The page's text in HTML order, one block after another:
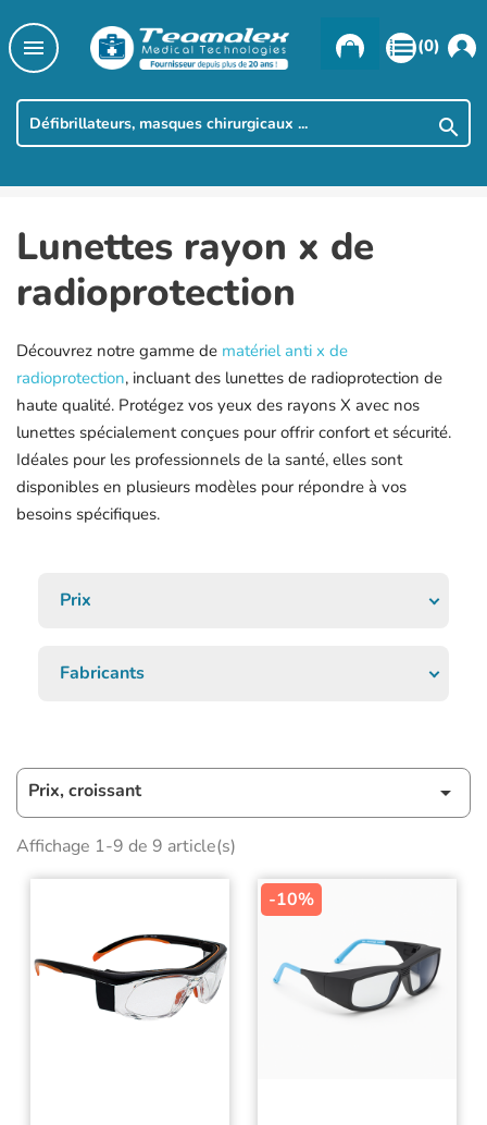
 (0)

Lunettes rayon x de
radioprotection
Découvrez notre gamme de matériel anti x de
radioprotection, incluant des lunettes de radioprotection de
haute qualité. Protégez vos yeux des rayons X avec nos
lunettes spécialement conçues pour offrir confort et sécurité.
Idéales pour les professionnels de la santé, elles sont
disponibles en plusieurs modèles pour répondre à vos
besoins spécifiques.
Prix
Fabricants
Prix, croissant 
Affichage 1-9 de 9 article(s)
-10%